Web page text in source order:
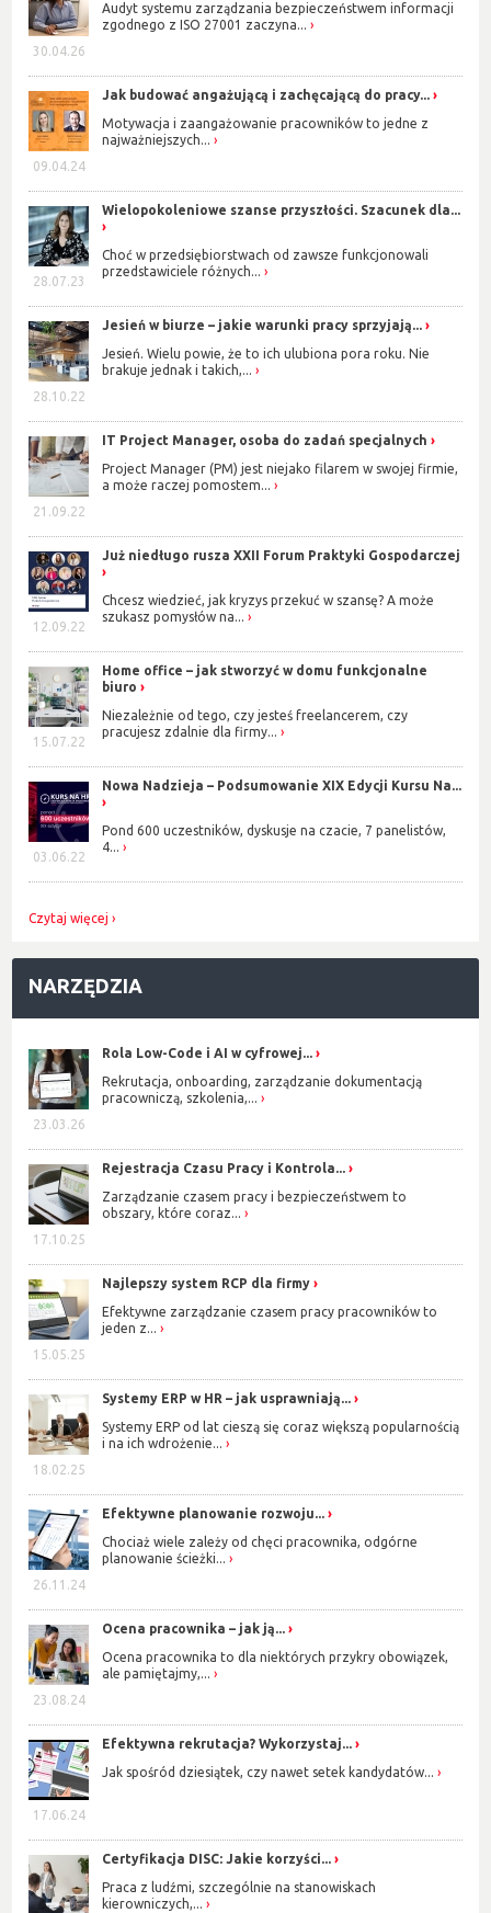
30.04.26
Audyt systemu zarządzania bezpieczeństwem informacji
zgodnego z ISO 27001 zaczyna...
09.04.24
Jak budować angażującą i zachęcającą do pracy...
Motywacja i zaangażowanie pracowników to jedne z
najważniejszych...
28.07.23
Wielopokoleniowe szanse przyszłości. Szacunek dla...
Choć w przedsiębiorstwach od zawsze funkcjonowali
przedstawiciele różnych...
28.10.22
Jesień w biurze – jakie warunki pracy sprzyjają...
Jesień. Wielu powie, że to ich ulubiona pora roku. Nie
brakuje jednak i takich,...
21.09.22
IT Project Manager, osoba do zadań specjalnych
Project Manager (PM) jest niejako filarem w swojej firmie,
a może raczej pomostem...
12.09.22
Już niedługo rusza XXII Forum Praktyki Gospodarczej
Chcesz wiedzieć, jak kryzys przekuć w szansę? A może
szukasz pomysłów na...
15.07.22
Home office – jak stworzyć w domu funkcjonalne
biuro
Niezależnie od tego, czy jesteś freelancerem, czy
pracujesz zdalnie dla firmy...
03.06.22
Nowa Nadzieja – Podsumowanie XIX Edycji Kursu Na...
Pond 600 uczestników, dyskusje na czacie, 7 panelistów,
4...
Czytaj więcej
NARZĘDZIA
23.03.26
Rola Low-Code i AI w cyfrowej...
Rekrutacja, onboarding, zarządzanie dokumentacją
pracowniczą, szkolenia,...
17.10.25
Rejestracja Czasu Pracy i Kontrola...
Zarządzanie czasem pracy i bezpieczeństwem to
obszary, które coraz...
15.05.25
Najlepszy system RCP dla firmy
Efektywne zarządzanie czasem pracy pracowników to
jeden z...
18.02.25
Systemy ERP w HR – jak usprawniają...
Systemy ERP od lat cieszą się coraz większą popularnością
i na ich wdrożenie...
26.11.24
Efektywne planowanie rozwoju...
Chociaż wiele zależy od chęci pracownika, odgórne
planowanie ścieżki...
23.08.24
Ocena pracownika – jak ją...
Ocena pracownika to dla niektórych przykry obowiązek,
ale pamiętajmy,...
17.06.24
Efektywna rekrutacja? Wykorzystaj...
Jak spośród dziesiątek, czy nawet setek kandydatów...
Certyfikacja DISC: Jakie korzyści...
Praca z ludźmi, szczególnie na stanowiskach
kierowniczych,...